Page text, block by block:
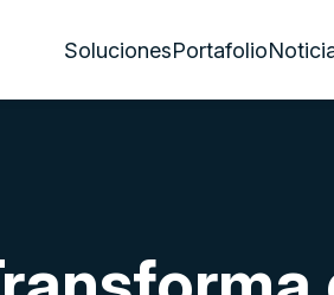
SolucionesPortafolio